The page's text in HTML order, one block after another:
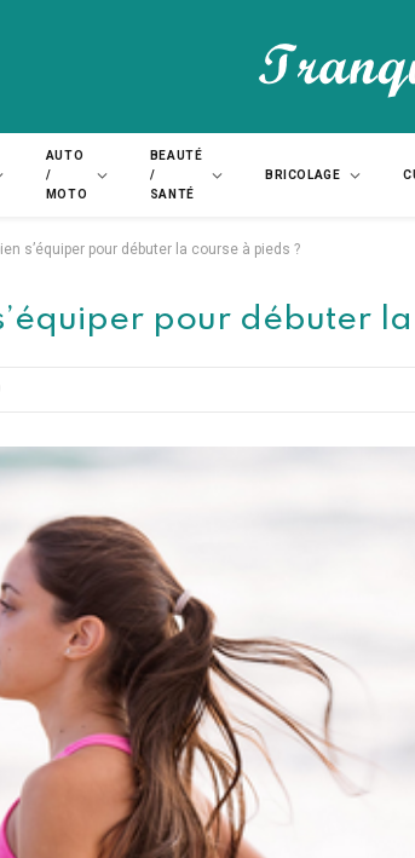
AUTO
/
MOTO
BEAUTÉ
/
SANTÉ
BRICOLAGE
s’équiper pour débuter la course à pieds ?
pour débuter